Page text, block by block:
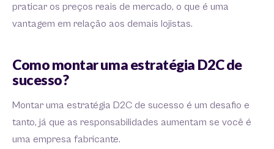
praticar os preços reais de mercado, o que é uma
vantagem em relação aos demais lojistas.
Como montar uma estratégia D2C de
sucesso?
Montar uma estratégia D2C de sucesso é um desafio e
tanto, já que as responsabilidades aumentam se você é
uma empresa fabricante.